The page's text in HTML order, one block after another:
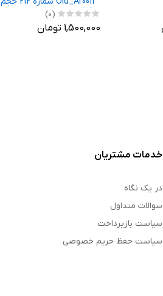
35 میلی لیتر
(0)
1,500,000 تومان
خدمات مشتریان
در یک نگاه
سوالات متداول
سیاست بازپرداخت
سیاست حفظ حریم خصوصی